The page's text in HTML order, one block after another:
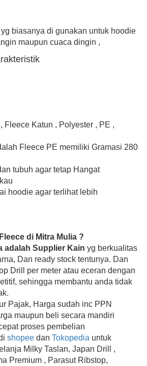
biasanya di gunakan untuk hoodie
maupun cuaca dingin ,
Fleece Katun , Polyester , PE ,
Fleece PE memiliki Gramasi 280
tubuh agar tetap Hangat
hoodie agar terlihat lebih
di Mitra Mulia ?
adalah Supplier Kain yg berkualitas
Dan ready stock tentunya. Dan
Drill per meter atau eceran dengan
sehingga membantu anda tidak
Pajak, Harga sudah inc PPN
maupun beli secara mandiri
proses pembelian
shopeedan Tokopedia untuk
Milky Taslan, Japan Drill ,
Premium , Parasut Ribstop,